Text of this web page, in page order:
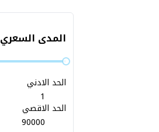
المدى السعري
الحد الادني
الحد الاقصي